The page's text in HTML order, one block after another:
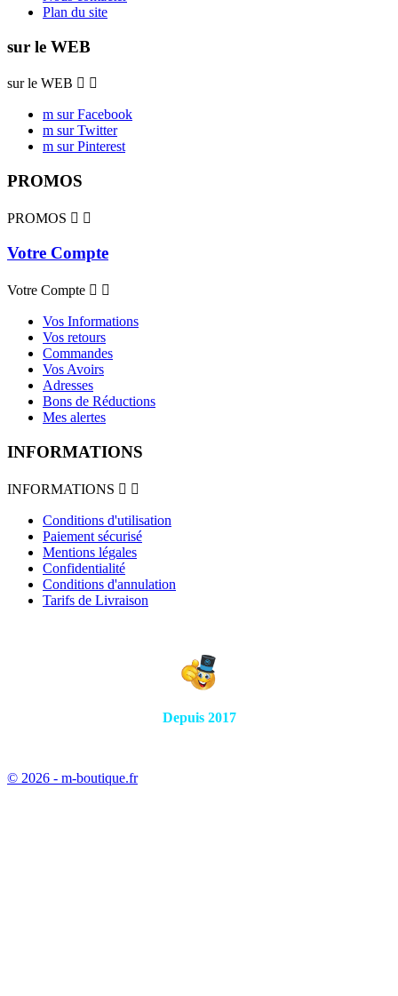
Plan du site
sur le WEB
sur le WEB  
m sur Facebook
m sur Twitter
m sur Pinterest
PROMOS
PROMOS  
Votre Compte
Votre Compte  
Vos Informations
Vos retours
Commandes
Vos Avoirs
Adresses
Bons de Réductions
Mes alertes
INFORMATIONS
INFORMATIONS  
Conditions d'utilisation
Paiement sécurisé
Mentions légales
Confidentialité
Conditions d'annulation
Tarifs de Livraison
Depuis 2017
© 2026 - m-boutique.fr